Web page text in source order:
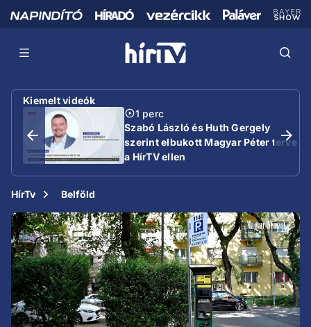
Kiemelt videók
1 perc
Szabó László és Huth Gergely
szerint elbukott Magyar Péter terve
a HírTV ellen
HírTv Belföld